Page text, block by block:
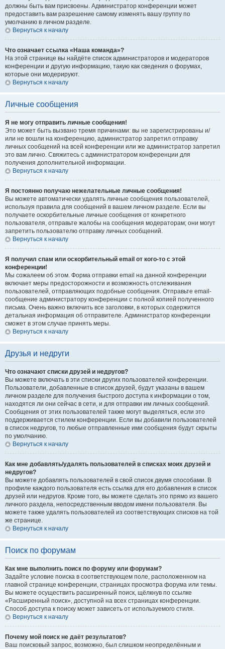
должны быть вам присвоены. Администратор конференции может
предоставить вам разрешение самому изменять вашу группу по
умолчанию в личном разделе.
Вернуться к началу
Что означает ссылка «Наша команда»?
На этой странице вы найдёте список администраторов и модераторов
конференции и другую информацию, такую как сведения о форумах,
которые они модерируют.
Вернуться к началу
Личные сообщения
Я не могу отправить личные сообщения!
Это может быть вызвано тремя причинами: вы не зарегистрированы и/
или не вошли на конференцию, администратор запретил отправку
личных сообщений на всей конференции или же администратор запретил
это вам лично. Свяжитесь с администратором конференции для
получения дополнительной информации.
Вернуться к началу
Я постоянно получаю нежелательные личные сообщения!
Вы можете автоматически удалять личные сообщения пользователей,
используя правила для сообщений в вашем личном разделе. Если вы
получаете оскорбительные личные сообщения от конкретного
пользователя, отправьте жалобы на сообщения модераторам; они могут
запретить пользователю отправку личных сообщений.
Вернуться к началу
Я получил спам или оскорбительный email от кого-то с этой
конференции!
Мы сожалеем об этом. Форма отправки email на данной конференции
включает меры предосторожности и возможность отслеживания
пользователей, отправляющих подобные сообщения. Отправьте email-
сообщение администратору конференции с полной копией полученного
письма. Очень важно включить все заголовки, в которых содержится
детальная информация об отправителе. Администратор конференции
сможет в этом случае принять меры.
Вернуться к началу
Друзья и недруги
Что означают списки друзей и недругов?
Вы можете включать в эти списки других пользователей конференции.
Пользователи, добавленные в список друзей, будут указаны в вашем
личном разделе для получения быстрого доступа к информации о том,
находятся ли они сейчас в сети, и для отправки им личных сообщений.
Сообщения от этих пользователей также могут выделяться, если это
поддерживается стилем конференции. Если вы добавили пользователей
в список недругов, то любые отправленные ими сообщения будут скрыты
по умолчанию.
Вернуться к началу
Как мне добавлять/удалять пользователей в списках моих друзей и
недругов?
Вы можете добавлять пользователей в свой список двумя способами. В
профиле каждого пользователя есть ссылка для его добавления в список
друзей или недругов. Кроме того, вы можете сделать это прямо из вашего
личного раздела, непосредственным вводом имени пользователя. Вы
можете также удалять пользователей из соответствующих списков на той
же странице.
Вернуться к началу
Поиск по форумам
Как мне выполнить поиск по форуму или форумам?
Задайте условие поиска в соответствующем поле, расположенном на
главной странице конференции, страницах просмотра форума или темы.
Вы можете осуществить расширенный поиск, щёлкнув по ссылке
«Расширенный поиск», доступной на всех страницах конференции.
Способ доступа к поиску может зависеть от используемого стиля.
Вернуться к началу
Почему мой поиск не даёт результатов?
Ваш поисковый запрос, возможно, был слишком неопределённым и